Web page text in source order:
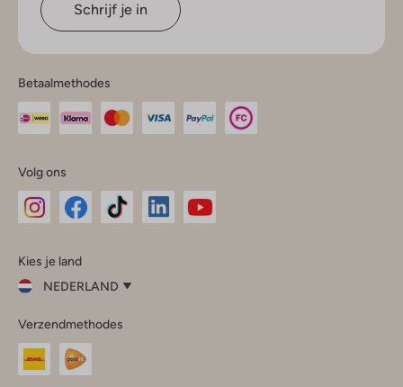
Schrijf je in
Betaalmethodes
Volg ons
InstagramFacebook
Kies je land
NEDERLAND
je
land
Nederland
Verzendmethodes